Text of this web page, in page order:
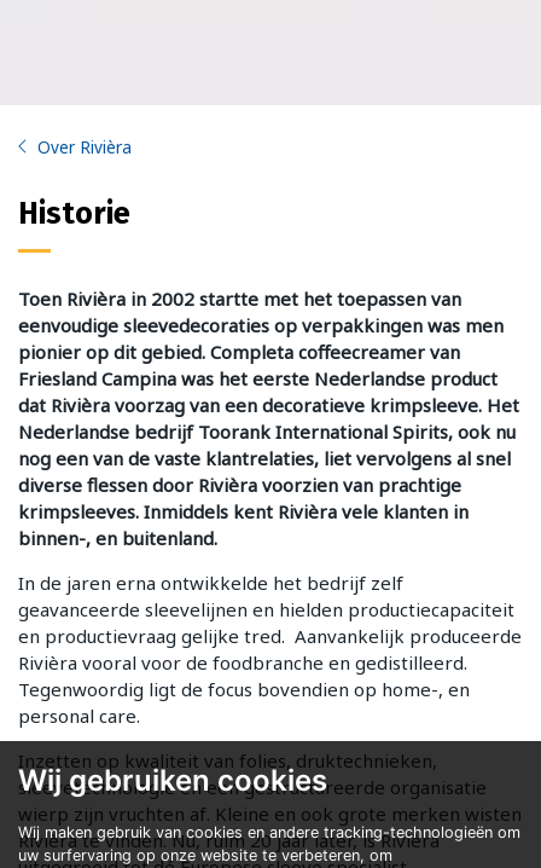
Wij gebruiken cookies
Wij maken gebruik van cookies en andere tracking-technologieën om
uw surfervaring op onze website te verbeteren, om
Over Rivièra
Historie
Toen Rivièra in 2002 startte met het toepassen van
eenvoudige sleevedecoraties op verpakkingen was men
pionier op dit gebied. Completa coffeecreamer van
Friesland Campina was het eerste Nederlandse product
dat Rivièra voorzag van een decoratieve krimpsleeve. Het
Nederlandse bedrijf Toorank International Spirits, ook nu
nog een van de vaste klantrelaties, liet vervolgens al snel
diverse flessen door Rivièra voorzien van prachtige
krimpsleeves. Inmiddels kent Rivièra vele klanten in
binnen-, en buitenland.
In de jaren erna ontwikkelde het bedrijf zelf
geavanceerde sleevelijnen en hielden productiecapaciteit
en productievraag gelijke tred. Aanvankelijk produceerde
Rivièra vooral voor de foodbranche en gedistilleerd.
Tegenwoordig ligt de focus bovendien op home-, en
personal care.
Inzetten op kwaliteit van folies, druktechnieken,
sleevetechnologie en een gestructureerde organisatie
wierp zijn vruchten af. Kleine en ook grote merken wisten
Rivièra te vinden. Nu, ruim 20 jaar later, is Rivièra